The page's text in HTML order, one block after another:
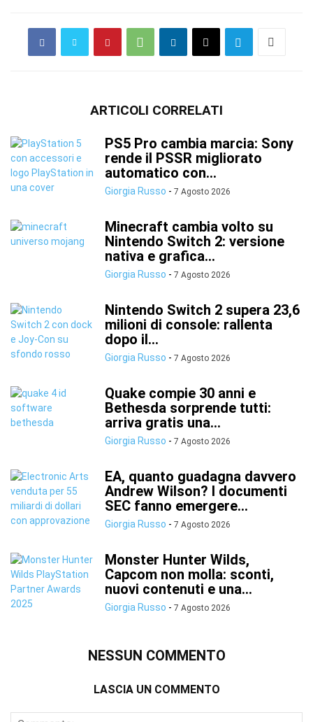
ARTICOLI CORRELATI
PS5 Pro cambia marcia: Sony
rende il PSSR migliorato
automatico con...
Giorgia Russo - 7 Agosto 2026
Minecraft cambia volto su
Nintendo Switch 2: versione
nativa e grafica...
Giorgia Russo - 7 Agosto 2026
Nintendo Switch 2 supera 23,6
milioni di console: rallenta
dopo il...
Giorgia Russo - 7 Agosto 2026
Quake compie 30 anni e
Bethesda sorprende tutti:
arriva gratis una...
Giorgia Russo - 7 Agosto 2026
EA, quanto guadagna davvero
Andrew Wilson? I documenti
SEC fanno emergere...
Giorgia Russo - 7 Agosto 2026
Monster Hunter Wilds,
Capcom non molla: sconti,
nuovi contenuti e una...
Giorgia Russo - 7 Agosto 2026
NESSUN COMMENTO
LASCIA UN COMMENTO